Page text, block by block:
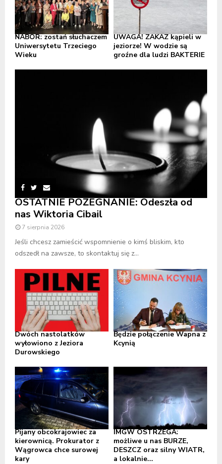
NABÓR: zostań słuchaczem
Uniwersytetu Trzeciego
Wieku
UWAGA! ZAKAZ kąpieli w
jeziorze! W wodzie są
groźne dla ludzi BAKTERIE
OSTATNIE POŻEGNANIE: Odeszła od
nas Wiktoria Cibail
7 sierpnia 2026
Jeśli chcesz zamieścić wspomnienie o kimś bliskim, kto
odszedł na zawsze, to skontaktuj się z...
Dwóch nastolatków
wyłowiono z Jeziora
Durowskiego
Będzie połączenie Wapna z
Kcynią
Pijany obcokrajowiec za
kierownicą. Prokurator z
Wągrowca chce surowej
kary
IMGW OSTRZEGA:
możliwe u nas BURZE,
DESZCZ oraz silny WIATR,
a lokalnie...